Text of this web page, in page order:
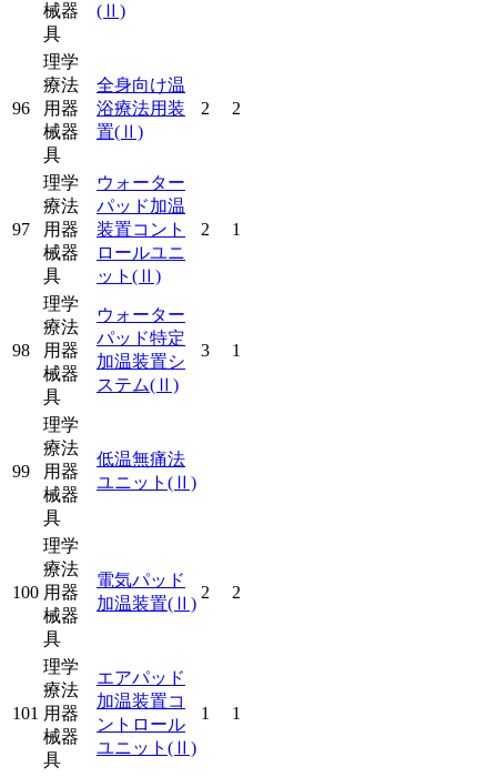
械器
具
(Ⅱ)
96
理学
療法
用器
械器
具
全身向け温
浴療法用装
置(Ⅱ)
2 2
97
理学
療法
用器
械器
具
ウォーター
パッド加温
装置コント
ロールユニ
ット (Ⅱ)
2 1
98
理学
療法
用器
械器
具
ウォーター
パッド特定
加温装置シ
ステム(Ⅱ)
3 1
99
理学
療法
用器
械器
具
低温無痛法
ユニット (Ⅱ)
100
理学
療法
用器
械器
具
電気パッド
加温装置(Ⅱ)
2 2
101
理学
療法
用器
械器
具
エアパッド
加温装置コ
ントロール
ユニット (Ⅱ)
1 1